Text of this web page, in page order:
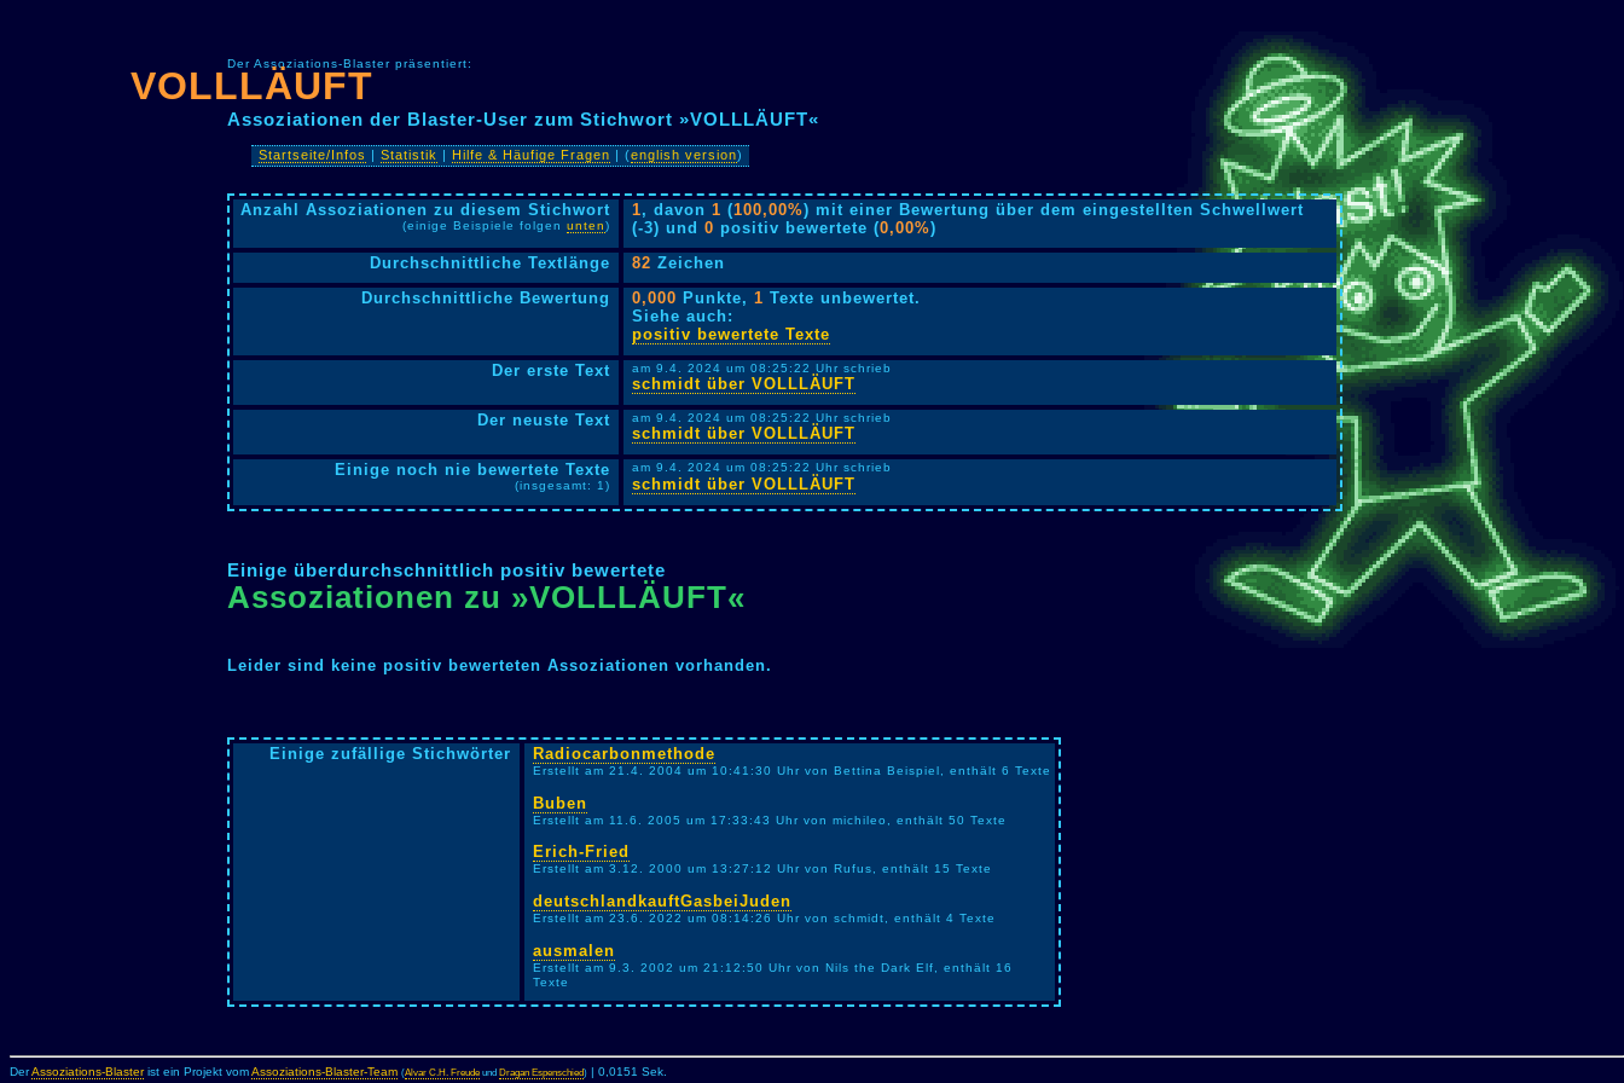
Der Assoziations-Blaster präsentiert:
VOLLLÄUFT
Assoziationen der Blaster-User zum Stichwort »VOLLLÄUFT«
Startseite/Infos Statistik Hilfe & Häufige Fragen | (english version)
Anzahl Assoziationen zu diesem Stichwort
(einige Beispiele folgen unten)
1, davon1 (100,00%) mit einer Bewertung über dem eingestellten Schwellwert
(-3) und0 positiv bewertete (0,00%)
Durchschnittliche Textlänge
82 Zeichen
Durchschnittliche Bewertung
0,000 Punkte,1 Texte unbewertet.
Siehe auch:
positiv bewertete Texte
Der erste Text
am 9.4. 2024 um 08:25:22 Uhr schrieb
schmidt über VOLLLÄUFT
Der neuste Text
am 9.4. 2024 um 08:25:22 Uhr schrieb
schmidt über VOLLLÄUFT
Einige noch nie bewertete Texte
(insgesamt: 1)
am 9.4. 2024 um 08:25:22 Uhr schrieb
schmidt über VOLLLÄUFT
Einige überdurchschnittlich positiv bewertete
Assoziationen zu »VOLLLÄUFT«
Leider sind keine positiv bewerteten Assoziationen vorhanden.
Einige zufällige Stichwörter Radiocarbonmethode
Erstellt am 21.4. 2004 um 10:41:30 Uhr von Bettina Beispiel, enthält 6 Texte
Buben
Erstellt am 11.6. 2005 um 17:33:43 Uhr von michileo, enthält 50 Texte
Erich-Fried
Erstellt am 3.12. 2000 um 13:27:12 Uhr von Rufus, enthält 15 Texte
deutschlandkauftGasbeiJuden
Erstellt am 23.6. 2022 um 08:14:26 Uhr von schmidt, enthält 4 Texte
ausmalen
Erstellt am 9.3. 2002 um 21:12:50 Uhr von Nils the Dark Elf, enthält 16
Texte
DerAssoziations-Blasterist ein Projekt vomAssoziations-Blaster-Team (Alvar C.H. Freude und Dragan Espenschied) | 0,0151 Sek.